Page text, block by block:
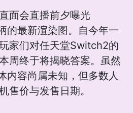
面会直播前夕曝光
的最新渲染图。自今年一
家们对任天堂Switch2的
周终于将揭晓答案。虽然
内容尚属未知，但多数人
售价与发售日期。